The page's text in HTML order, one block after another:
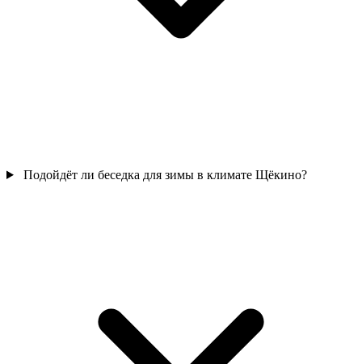
Подойдёт ли беседка для зимы в климате Щёкино?